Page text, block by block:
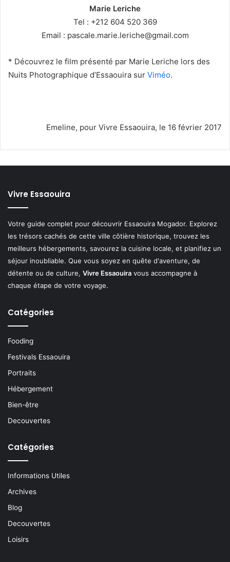
Marie Leriche
Tel : +212 604 520 369
Email : pascale.marie.leriche@gmail.com
* Découvrez le film présenté par Marie Leriche lors des
Nuits Photographique d’Essaouira sur Viméo.
Emeline, pour Vivre Essaouira, le 16 février 2017
Vivre Essaouira
Votre guide complet pour découvrir Essaouira Mogador. Explorez
les trésors cachés de cette ville côtière historique, trouvez les
meilleurs hébergements, savourez la cuisine locale, et planifiez un
séjour inoubliable. Que vous soyez en quête d'aventure, de
détente ou de culture, Vivre Essaouira vous accompagne à
chaque étape de votre voyage.
Catégories
Fooding
Festivals Essaouira
Portraits
Hébergement
Bien-être
Decouvertes
Catégories
Informations Utiles
Archives
Blog
Decouvertes
Loisirs